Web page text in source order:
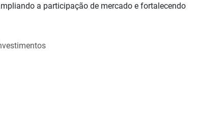
a participação de mercado e fortalecendo